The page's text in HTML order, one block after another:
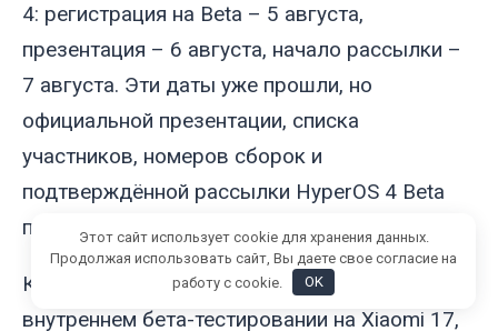
4: регистрация на Beta – 5 августа,
презентация – 6 августа, начало рассылки –
7 августа. Эти даты уже прошли, но
официальной презентации, списка
участников, номеров сборок и
подтверждённой рассылки HyperOS 4 Beta
пока нет.
Китайские сайты сообщают о идущем
внутреннем бета-тестировании на Xiaomi 17,
Этот сайт использует cookie для хранения данных.
Продолжая использовать сайт, Вы даете свое согласие на
работу с cookie.
OK